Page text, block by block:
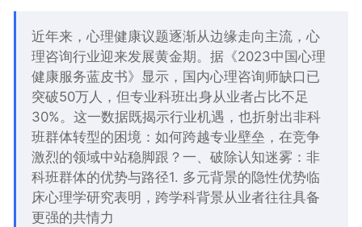
近年来，心理健康议题逐渐从边缘走向主流，心
理咨询行业迎来发展黄金期。据《2023中国心理
健康服务蓝皮书》显示，国内心理咨询师缺口已
突破50万人，但专业科班出身从业者占比不足
30%。这一数据既揭示行业机遇，也折射出非科
班群体转型的困境：如何跨越专业壁垒，在竞争
激烈的领域中站稳脚跟？一、破除认知迷雾：非
科班群体的优势与路径1. 多元背景的隐性优势临
床心理学研究表明，跨学科背景从业者往往具备
更强的共情力